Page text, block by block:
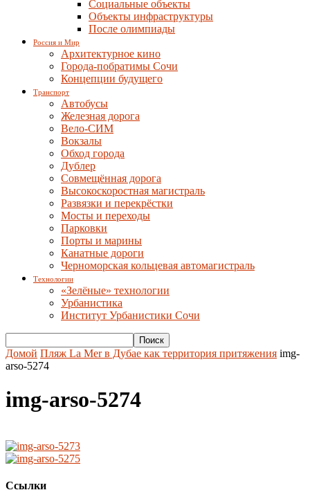
Социальные объекты
Объекты инфраструктуры
После олимпиады
Россия и Мир
Архитектурное кино
Города-побратимы Сочи
Концепции будущего
Транспорт
Автобусы
Железная дорога
Вело-СИМ
Вокзалы
Обход города
Дублер
Совмещённая дорога
Высокоскоростная магистраль
Развязки и перекрёстки
Мосты и переходы
Парковки
Порты и марины
Канатные дороги
Черноморская кольцевая автомагистраль
Технологии
«Зелёные» технологии
Урбанистика
Институт Урбанистики Сочи
Домой Пляж La Mer в Дубае как территория притяжения img-
arso-5274
img-arso-5274
Ссылки